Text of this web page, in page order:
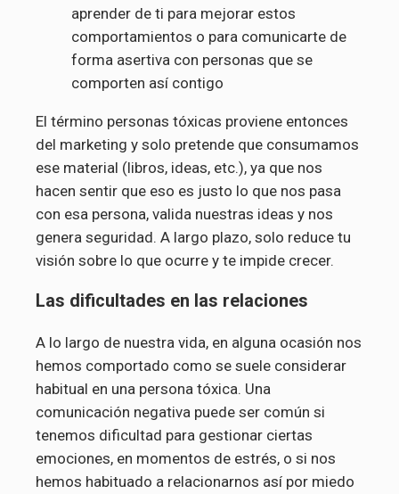
aprender de ti para mejorar estos
comportamientos o para comunicarte de
forma asertiva con personas que se
comporten así contigo
El término personas tóxicas proviene entonces
del marketing y solo pretende que consumamos
ese material (libros, ideas, etc.), ya que nos
hacen sentir que eso es justo lo que nos pasa
con esa persona, valida nuestras ideas y nos
genera seguridad. A largo plazo, solo reduce tu
visión sobre lo que ocurre y te impide crecer.
Las dificultades en las relaciones
A lo largo de nuestra vida, en alguna ocasión nos
hemos comportado como se suele considerar
habitual en una persona tóxica. Una
comunicación negativa puede ser común si
tenemos dificultad para gestionar ciertas
emociones, en momentos de estrés, o si nos
hemos habituado a relacionarnos así por miedo